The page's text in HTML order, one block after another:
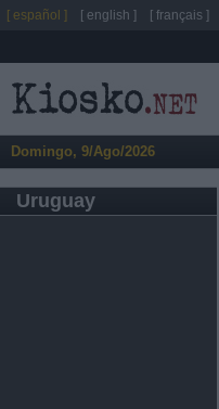
Domingo, 9/Ago/2026
Uruguay
[ español ] [ english ] [ français ]